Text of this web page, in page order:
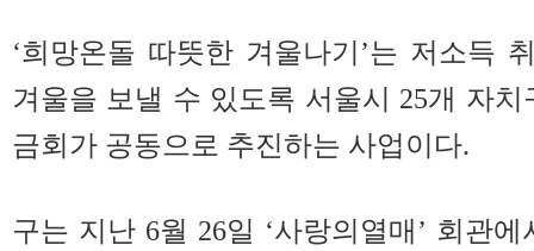
‘희망온돌 따뜻한 겨울나기’는 저소득
겨울을 보낼 수 있도록 서울시 25개 자
금회가 공동으로 추진하는 사업이다.
구는 지난 6월 26일 ‘사랑의열매’ 회관